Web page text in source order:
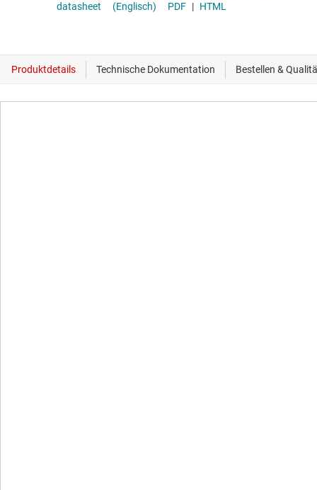
datasheet
(Englisch) PDF | HTML